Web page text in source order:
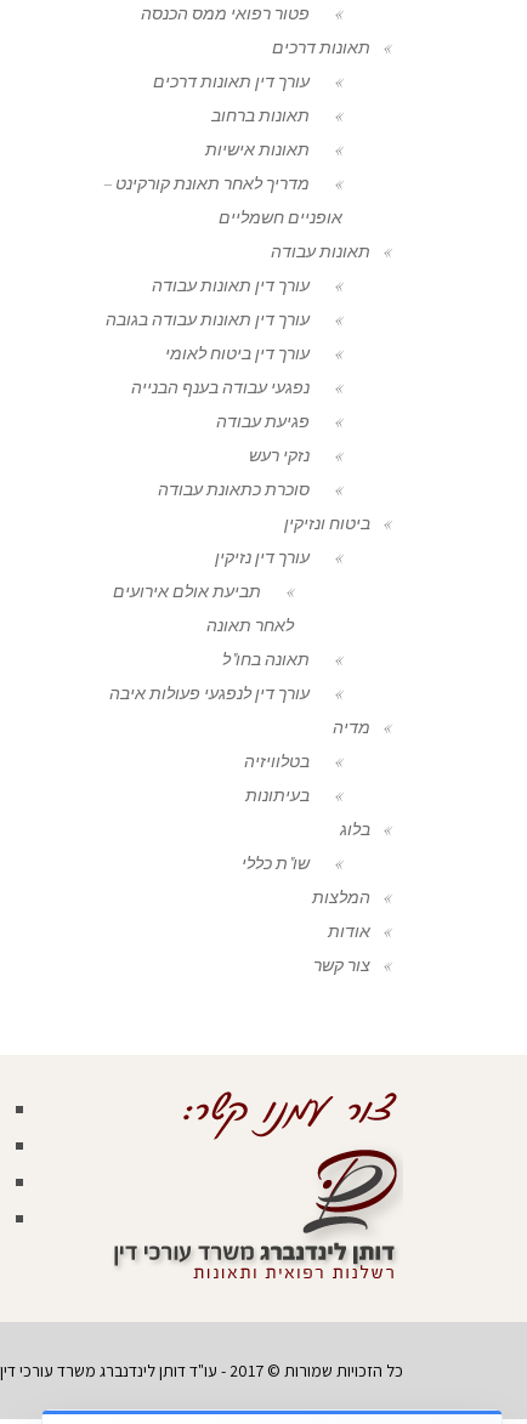
פטור רפואי ממס הכנסה
תאונות דרכים
עורך דין תאונות דרכים
תאונות ברחוב
תאונות אישיות
מדריך לאחר תאונת קורקינט –
אופניים חשמליים
תאונות עבודה
עורך דין תאונות עבודה
עורך דין תאונות עבודה בגובה
עורך דין ביטוח לאומי
נפגעי עבודה בענף הבנייה
פגיעת עבודה
נזקי רעש
סוכרת כתאונת עבודה
ביטוח ונזיקין
עורך דין נזיקין
תביעת אולם אירועים
לאחר תאונה
תאונה בחו"ל
עורך דין לנפגעי פעולות איבה
מדיה
בטלוויזיה
בעיתונות
בלוג
שו"ת כללי
המלצות
אודות
צור קשר
כל הזכויות שמורות © 2017 - עו"ד דותן לינדנברג משרד עורכי דין